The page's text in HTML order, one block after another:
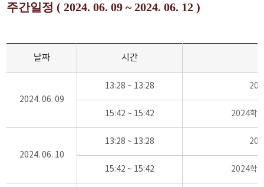
주간일정 ( 2024. 06. 09 ~ 2024. 06. 12 )
날짜 시간
2024. 06. 09
13:28 ~ 13:28
15:42 ~ 15:42 2024학
2024. 06. 10
13:28 ~ 13:28
15:42 ~ 15:42 2024학